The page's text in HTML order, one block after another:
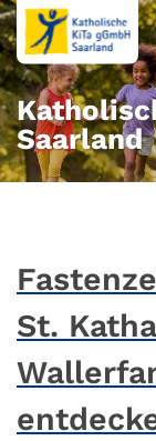
Zum Inhalt
Saarland
St.